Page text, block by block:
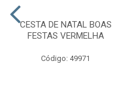
CESTA DE NATAL BOAS
FESTAS VERMELHA
Código: 49971